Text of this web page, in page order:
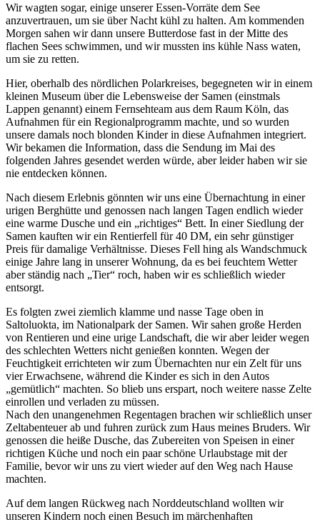
Wir wagten sogar, einige unserer Essen-Vorräte dem See
anzuvertrauen, um sie über Nacht kühl zu halten. Am kommenden
Morgen sahen wir dann unsere Butterdose fast in der Mitte des
flachen Sees schwimmen, und wir mussten ins kühle Nass waten,
um sie zu retten.
Hier, oberhalb des nördlichen Polarkreises, begegneten wir in einem
kleinen Museum über die Lebensweise der Samen (einstmals
Lappen genannt) einem Fernsehteam aus dem Raum Köln, das
Aufnahmen für ein Regionalprogramm machte, und so wurden
unsere damals noch blonden Kinder in diese Aufnahmen integriert.
Wir bekamen die Information, dass die Sendung im Mai des
folgenden Jahres gesendet werden würde, aber leider haben wir sie
nie entdecken können.
Nach diesem Erlebnis gönnten wir uns eine Übernachtung in einer
urigen Berghütte und genossen nach langen Tagen endlich wieder
eine warme Dusche und ein
richtiges
Bett. In einer Siedlung der
Samen kauften wir ein Rentierfell für 40 DM, ein sehr günstiger
Preis für damalige Verhältnisse. Dieses Fell hing als Wandschmuck
einige Jahre lang in unserer Wohnung, da es bei feuchtem Wetter
aber ständig nach
Tier
roch, haben wir es schließlich wieder
entsorgt.
Es folgten zwei ziemlich klamme und nasse Tage oben in
Saltoluokta, im Nationalpark der Samen. Wir sahen große Herden
von Rentieren und eine urige Landschaft, die wir aber leider wegen
des schlechten Wetters nicht genießen konnten. Wegen der
Feuchtigkeit errichteten wir zum Übernachten nur ein Zelt für uns
vier Erwachsene, während die Kinder es sich in den Autos
gemütlich
machten. So blieb uns erspart, noch weitere nasse Zelte
einrollen und verladen zu müssen.
Nach den unangenehmen Regentagen brachen wir schließlich unser
Zeltabenteuer ab und fuhren zurück zum Haus meines Bruders. Wir
genossen die heiße Dusche, das Zubereiten von Speisen in einer
richtigen Küche und noch ein paar schöne Urlaubstage mit der
Familie, bevor wir uns zu viert wieder auf den Weg nach Hause
machten.
Auf dem langen Rückweg nach Norddeutschland wollten wir
unseren Kindern noch einen Besuch im märchenhaften